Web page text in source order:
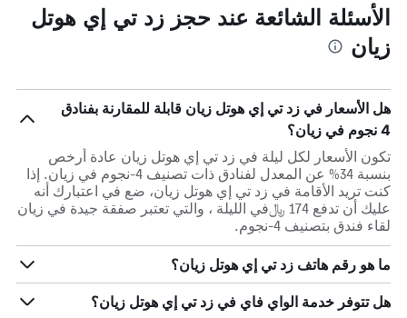
الأسئلة الشائعة عند حجز زد تي إي هوتل
زيان
هل الأسعار في زد تي إي هوتل زيان قابلة للمقارنة بفنادق
4 نجوم في زيان؟
تكون الأسعار لكل ليلة في زد تي إي هوتل زيان عادة أرخص
بنسبة 34% عن المعدل لفنادق ذات تصنيف 4-نجوم في زيان. إذا
كنت تريد الأقامة في زد تي إي هوتل زيان، ضع في اعتبارك أنه
عليك أن تدفع 174 ﷼في الليلة ، والتي تعتبر صفقة جيدة في زيان
لقاء فندق بتصنيف 4-نجوم.
ما هو رقم هاتف زد تي إي هوتل زيان؟
هل تتوفر خدمة الواي فاي في زد تي إي هوتل زيان؟